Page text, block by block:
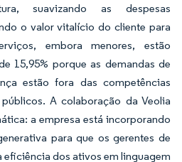
suavizando as despesas
o valor vitalício do cliente para
embora menores, estão
15,95% porque as demandas de
estão fora das competências
A colaboração da Veolia
a empresa está incorporando
para que os gerentes de
eficiência dos ativos em linguagem